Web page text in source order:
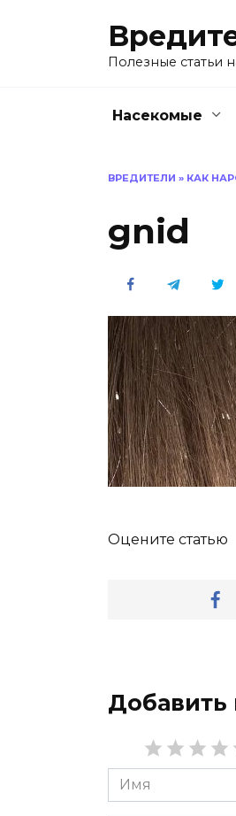
Полезные статьи
Насекомые
ВРЕДИТЕЛИ » КАК
gnid
Оцените статью
Имя
*